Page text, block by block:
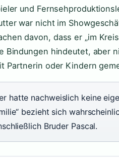
und
war nicht im
davon, dass er „im
Bindungen hindeutet, aber
Partnerin oder Kindern
hatte nachweislich keine
bezieht sich
Bruder Pascal.